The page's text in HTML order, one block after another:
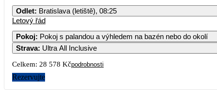
Odlet: Bratislava (letiště), 08:25
Letový řád
Pokoj: Pokoj s palandou a výhledem na bazén nebo do okolí
Strava: Ultra All Inclusive
Celkem: 28 578 Kčpodrobnosti
Rezervujte